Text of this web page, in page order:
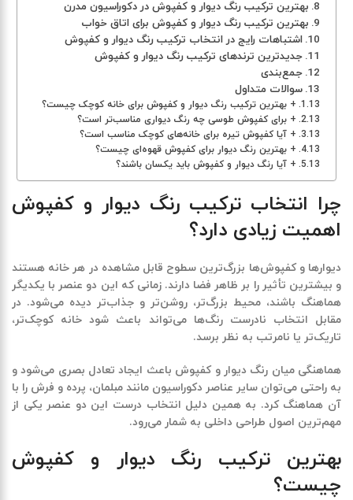
بهترین ترکیب رنگ دیوار و کفپوش در دکوراسیون مدرن
بهترین ترکیب رنگ دیوار و کفپوش برای اتاق خواب
اشتباهات رایج در انتخاب ترکیب رنگ دیوار و کفپوش
جدیدترین ترندهای ترکیب رنگ دیوار و کفپوش
جمع‌بندی
سوالات متداول
+ بهترین ترکیب رنگ دیوار و کفپوش برای خانه کوچک چیست؟
+ برای کفپوش طوسی چه رنگ دیواری مناسب‌تر است؟
+ آیا کفپوش تیره برای خانه‌های کوچک مناسب است؟
+ بهترین رنگ دیوار برای کفپوش قهوه‌ای چیست؟
+ آیا رنگ دیوار و کفپوش باید یکسان باشند؟
چرا انتخاب ترکیب رنگ دیوار و کفپوش
اهمیت زیادی دارد؟
دیوارها و کفپوش‌ها بزرگ‌ترین سطوح قابل مشاهده در هر خانه هستند
و بیشترین تأثیر را بر ظاهر فضا دارند. زمانی که این دو عنصر با یکدیگر
هماهنگ باشند، محیط بزرگ‌تر، روشن‌تر و جذاب‌تر دیده می‌شود. در
مقابل انتخاب نادرست رنگ‌ها می‌تواند باعث شود خانه کوچک‌تر،
تاریک‌تر یا نامرتب به نظر برسد.
هماهنگی میان رنگ دیوار و کفپوش باعث ایجاد تعادل بصری می‌شود و
به راحتی می‌توان سایر عناصر دکوراسیون مانند مبلمان، پرده و فرش را با
آن هماهنگ کرد. به همین دلیل انتخاب درست این دو عنصر یکی از
مهم‌ترین اصول طراحی داخلی به شمار می‌رود.
بهترین ترکیب رنگ دیوار و کفپوش
چیست؟